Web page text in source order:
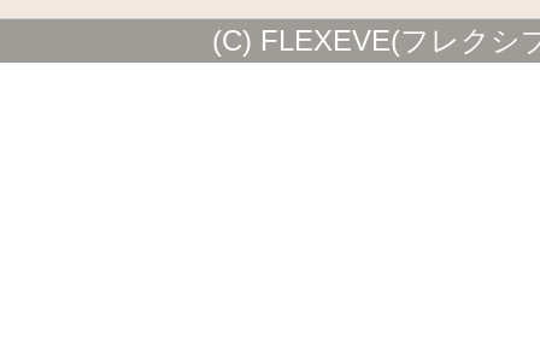
(C) FLEXEVE(フレクシ